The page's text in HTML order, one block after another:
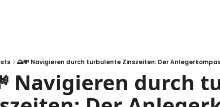
🌅💸 Navigieren durch turbulente Zinszeiten: Der
Navigieren durch